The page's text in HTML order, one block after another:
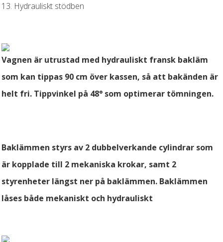
13. Hydrauliskt stödben
Vagnen är utrustad med hydrauliskt fransk bakläm
som kan tippas 90 cm över kassen, så att bakänden är
helt fri. Tippvinkel på 48° som optimerar tömningen.
Baklämmen styrs av 2 dubbelverkande cylindrar som
är kopplade till 2 mekaniska krokar, samt 2
styrenheter längst ner på baklämmen. Baklämmen
låses både mekaniskt och hydrauliskt